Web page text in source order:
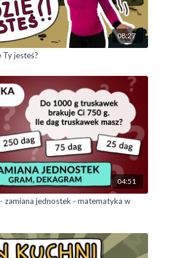
08:27
Ty jesteś?
04:51
zamiana jednostek - matematyka w